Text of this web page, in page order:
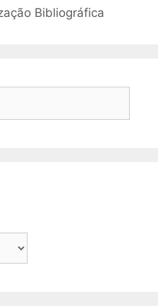
Bibliográfica